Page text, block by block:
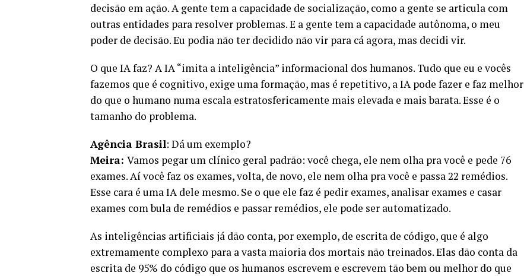
decisão em ação. A gente tem a capacidade de socialização, como a gente se articula com
outras entidades para resolver problemas. E a gente tem a capacidade autônoma, o meu
poder de decisão. Eu podia não ter decidido não vir para cá agora, mas decidi vir.
O que IA faz? A IA “imita a inteligência” informacional dos humanos. Tudo que eu e vocês
fazemos que é cognitivo, exige uma formação, mas é repetitivo, a IA pode fazer e faz melhor
do que o humano numa escala estratosfericamente mais elevada e mais barata. Esse é o
tamanho do problema.
Agência Brasil: Dá um exemplo?
Meira: Vamos pegar um clínico geral padrão: você chega, ele nem olha pra você e pede 76
exames. Aí você faz os exames, volta, de novo, ele nem olha pra você e passa 22 remédios.
Esse cara é uma IA dele mesmo. Se o que ele faz é pedir exames, analisar exames e casar
exames com bula de remédios e passar remédios, ele pode ser automatizado.
As inteligências artificiais já dão conta, por exemplo, de escrita de código, que é algo
extremamente complexo para a vasta maioria dos mortais não treinados. Elas dão conta da
escrita de 95% do código que os humanos escrevem e escrevem tão bem ou melhor do que